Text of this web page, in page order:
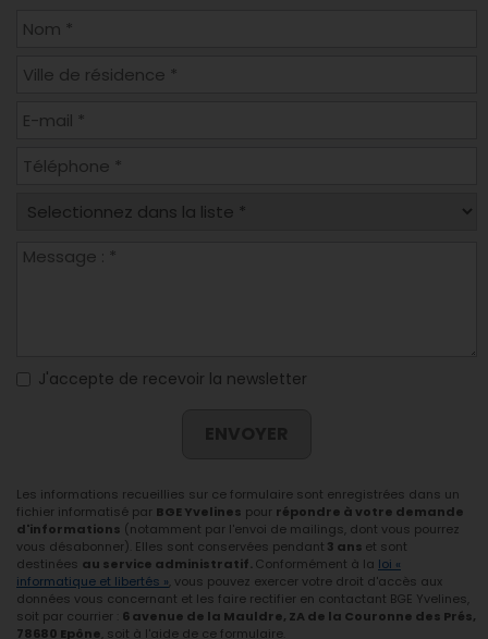
J'accepte de recevoir la newsletter
Les informations recueillies sur ce formulaire sont enregistrées dans un
fichier informatisé par BGE Yvelines pour répondre à votre demande
d'informations (notamment par l'envoi de mailings, dont vous pourrez
vous désabonner). Elles sont conservées pendant 3 ans et sont
destinées au service administratif. Conformément à la loi «
informatique et libertés » , vous pouvez exercer votre droit d'accès aux
données vous concernant et les faire rectifier en contactant BGE Yvelines,
soit par courrier :
6 avenue de la Mauldre, ZA de la Couronne des Prés,
78680 Epône , soit à l'aide de ce formulaire.